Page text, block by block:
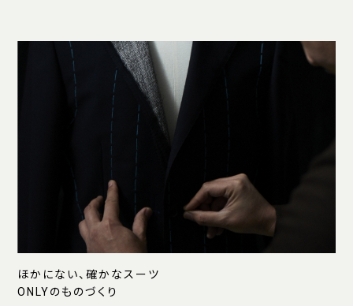
ほかにない、確かなスーツ
ONLYのものづくり